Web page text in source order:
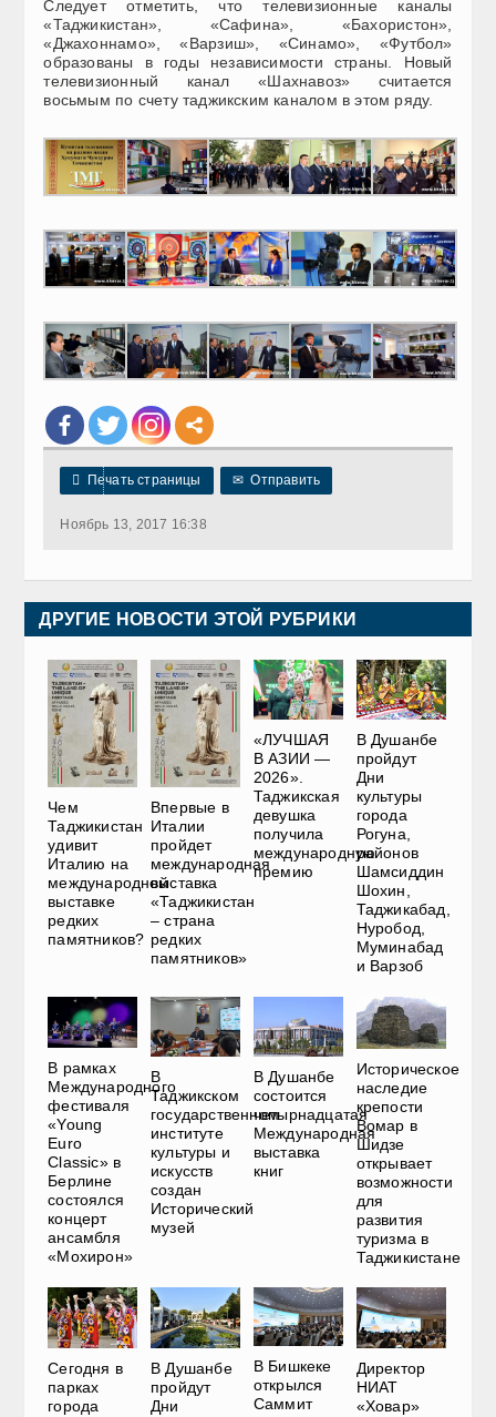
Следует отметить, что телевизионные каналы
«Таджикистан», «Сафина», «Бахористон»,
«Джахоннамо», «Варзиш», «Синамо», «Футбол»
образованы в годы независимости страны. Новый
телевизионный канал «Шахнавоз» считается
восьмым по счету таджикским каналом в этом ряду.
 Печать страницы ✉ Отправить
Ноябрь 13, 2017 16:38
ДРУГИЕ НОВОСТИ ЭТОЙ РУБРИКИ
Чем
Таджикистан
удивит
Италию на
международной
выставке
редких
памятников?
Впервые в
Италии
пройдет
международная
выставка
«Таджикистан
– страна
редких
памятников»
«ЛУЧШАЯ
В АЗИИ —
2026».
Таджикская
девушка
получила
международную
премию
В Душанбе
пройдут
Дни
культуры
города
Рогуна,
районов
Шамсиддин
Шохин,
Таджикабад,
Нуробод,
Муминабад
и Варзоб
В рамках
Международного
фестиваля
«Young
Euro
Classic» в
Берлине
состоялся
концерт
ансамбля
«Мохирон»
В
Таджикском
государственном
институте
культуры и
искусств
создан
Исторический
музей
В Душанбе
состоится
четырнадцатая
Международная
выставка
книг
Историческое
наследие
крепости
Вомар в
Шидзе
открывает
возможности
для
развития
туризма в
Таджикистане
Сегодня в
парках
города
В Душанбе
пройдут
Дни
В Бишкеке
открылся
Саммит
Директор
НИАТ
«Ховар»